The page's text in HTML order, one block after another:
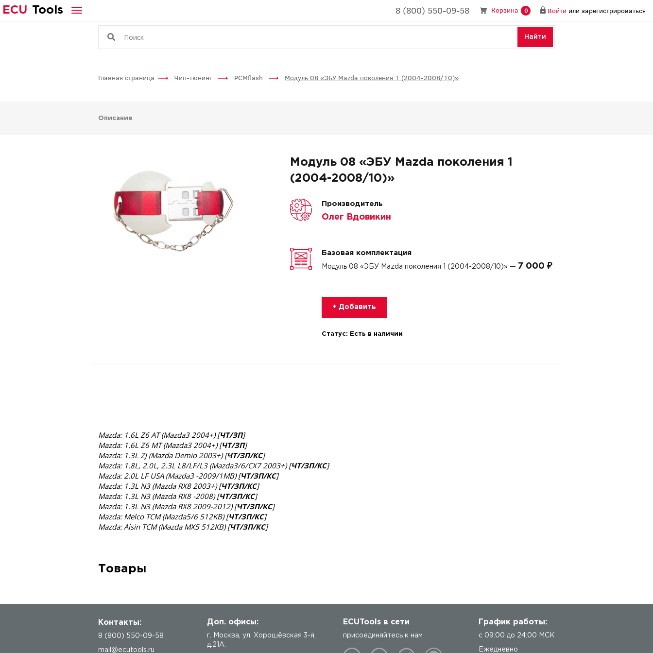
ECU Tools 8 (800) 550-09-58 Корзина 0 Войти или зарегистрироваться
Найти
Главная страница Чип-тюнинг PCMflash Модуль 08 «ЭБУ Mazda поколения 1 (2004-2008/10)»
Описание
Модуль 08 «ЭБУ Mazda поколения 1
(2004-2008/10)»
Производитель
Олег Вдовикин
Базовая комплектация
Модуль 08 «ЭБУ Mazda поколения 1 (2004-2008/10)» — 7 000 ₽
+ Добавить
Статус: Есть в наличии
Mazda: 1.6L Z6 AT (Mazda3 2004+) [ЧТ/ЗП]
Mazda: 1.6L Z6 MT (Mazda3 2004+) [ЧТ/ЗП]
Mazda: 1.3L ZJ (Mazda Demio 2003+) [ЧТ/ЗП/КС]
Mazda: 1.8L, 2.0L, 2.3L L8/LF/L3 (Mazda3/6/CX7 2003+) [ЧТ/ЗП/КС]
Mazda: 2.0L LF USA (Mazda3 -2009/1MB) [ЧТ/ЗП/КС]
Mazda: 1.3L N3 (Mazda RX8 2003+) [ЧТ/ЗП/КС]
Mazda: 1.3L N3 (Mazda RX8 -2008) [ЧТ/ЗП/КС]
Mazda: 1.3L N3 (Mazda RX8 2009-2012) [ЧТ/ЗП/КС]
Mazda: Melco TCM (Mazda5/6 512KB) [ЧТ/ЗП/КС]
Mazda: Aisin TCM (Mazda MX5 512KB) [ЧТ/ЗП/КС]
Товары
Контакты:
8 (800) 550-09-58
mail@ecutools.ru
Доп. офисы:
г. Москва, ул. Хорошёвская 3-я,
д.21А.
ECUTools в сети
присоединяйтесь к нам
График работы:
с 09:00 до 24:00 МСК
Ежедневно